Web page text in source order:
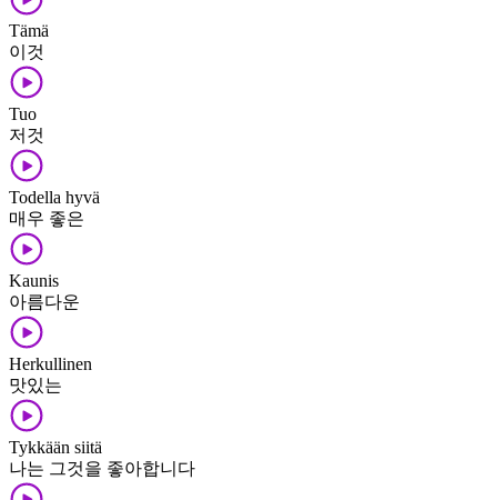
Tämä
이것
Tuo
저것
Todella hyvä
매우 좋은
Kaunis
아름다운
Herkullinen
맛있는
Tykkään siitä
나는 그것을 좋아합니다